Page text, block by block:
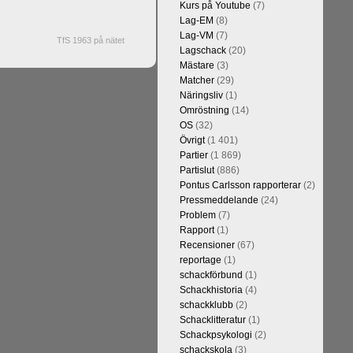
TfS 1963 på nätet
Kurs på Youtube (7)
Lag-EM (8)
Lag-VM (7)
Lagschack(20)
Mästare (3)
Matcher(29)
Näringsliv(1)
Omröstning (14)
OS(32)
Övrigt(1 401)
Partier(1 869)
Partislut(886)
Pontus Carlsson rapporterar(2)
Pressmeddelande (24)
Problem(7)
Rapport(1)
Recensioner(67)
reportage (1)
schackförbund (1)
Schackhistoria(4)
schackklubb(2)
Schacklitteratur(1)
Schackpsykologi (2)
schackskola(3)